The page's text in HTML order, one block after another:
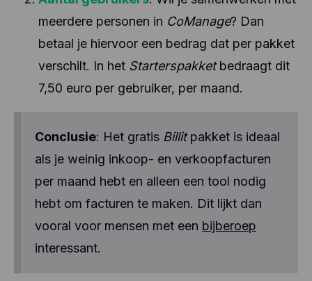
meerdere personen in CoManage? Dan
betaal je hiervoor een bedrag dat per pakket
verschilt. In het Starterspakketbedraagt dit
7,50 euro per gebruiker, per maand.
Conclusie: Het gratis Billitpakket is ideaal
als je weinig inkoop- en verkoopfacturen
per maand hebt en alleen een tool nodig
hebt om facturen te maken. Dit lijkt dan
vooral voor mensen met een bijberoep
interessant.